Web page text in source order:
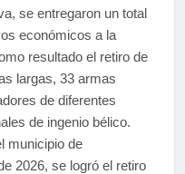
se entregaron un total
económicos a la
resultado el retiro de
largas, 33 armas
de diferentes
de ingenio bélico.
municipio de
2026, se logró el retiro